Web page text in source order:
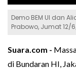
Demo BEM UI dan
Prabowo, Jumat 12/
Suara.com -
di Bundaran HI,